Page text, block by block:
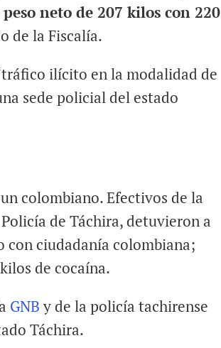
neto de 207 kilos con 220
de la Fiscalía.
ilícito en la modalidad de
sede policial del estado
colombiano. Efectivos de la
de Táchira, detuvieron a
con ciudadanía colombiana;
de cocaína.
GNBy de la policía tachirense
Táchira.